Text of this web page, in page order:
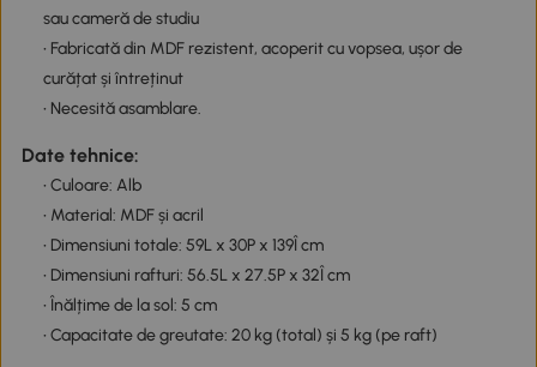
sau cameră de studiu
• Fabricată din MDF rezistent, acoperit cu vopsea, ușor de
curățat și întreținut
• Necesită asamblare.
Date tehnice:
• Culoare: Alb
• Material: MDF și acril
• Dimensiuni totale: 59L x 30P x 139Î cm
• Dimensiuni rafturi: 56.5L x 27.5P x 32Î cm
• Înălțime de la sol: 5 cm
• Capacitate de greutate: 20 kg (total) și 5 kg (pe raft)